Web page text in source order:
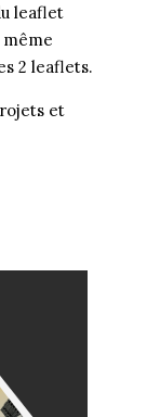
leaflet
même
2 leaflets.
et